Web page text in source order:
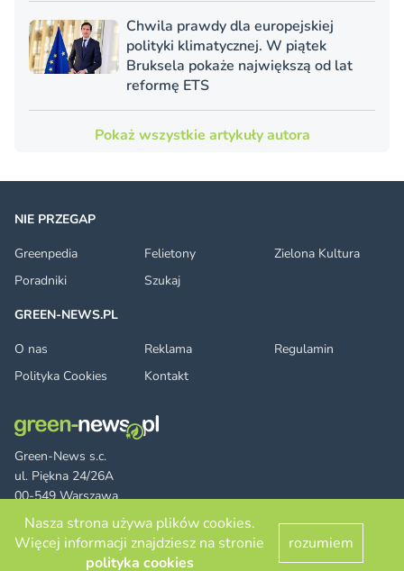
Chwila prawdy dla europejskiej
polityki klimatycznej. W piątek
Bruksela pokaże największą od lat
reformę ETS
Pokaż wszystkie artykuły autora
Green-News s.c.
ul. Piękna 24/26A
00-549 Warszawa
FacebookTwitter LinkedIn
RSS
© 2026 green-news.pl. All rights reserved.
NIE PRZEGAP
Greenpedia
Felietony
Zielona Kultura
Poradniki
Szukaj
GREEN-NEWS.PL
O nas
Reklama
Regulamin
Polityka Cookies
Kontakt
Nasza strona używa plików cookies.
Więcej informacji znajdziesz na stronie
polityka cookies
rozumiem